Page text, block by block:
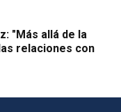
"Más allá de la
relaciones con